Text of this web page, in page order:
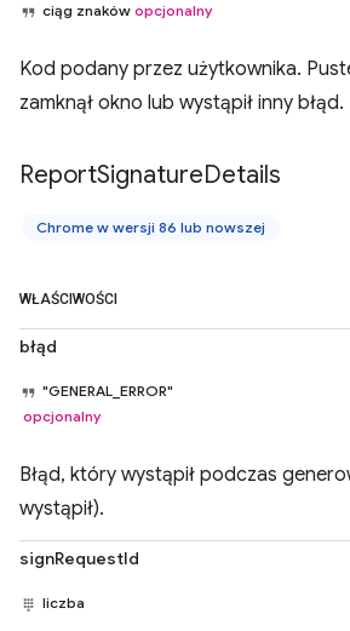
ciąg znaków opcjonalny
Kod podany przez użytkownika.
zamknął okno lub wystąpił inny błąd.
ReportSignatureDetails
Chrome w wersji 86 lub nowszej
WŁAŚCIWOŚCI
błąd
"GENERAL_ERROR"
opcjonalny
Błąd, który wystąpił podczas
wystąpił).
signRequestId
liczba